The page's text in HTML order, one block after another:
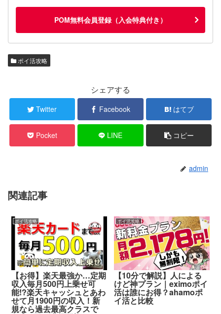
POM無料会員登録（入会特典付き）
ポイ活攻略
シェアする
Twitter Facebook はてブ
Pocket LINE コピー
admin
関連記事
ポイ活攻略
【お得】楽天最強か…定期
収入毎月500円上乗せ可
能!?楽天キャッシュとあわ
せて月1900円の収入！新
規なら過去最高クラスで
ポイ活攻略
【10分で解説】人による
けど神プラン｜eximoポイ
活は誰にお得？ahamoポ
イ活と比較